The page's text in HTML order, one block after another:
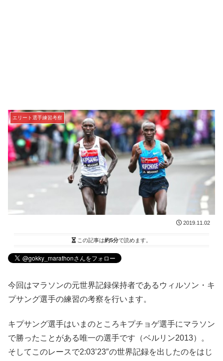
エリート選手練習考察
2019.11.02
この記事は約5分で読めます。
今回はマラソンの元世界記録保持者であるウィルソン・キ
プサング選手の練習の考察を行います。
キプサング選手はいまのところキプチョゲ選手にマラソン
で勝ったことがある唯一の選手です（ベルリン2013）。
そしてこのレースで2:03’23″の世界記録を出したのをはじ